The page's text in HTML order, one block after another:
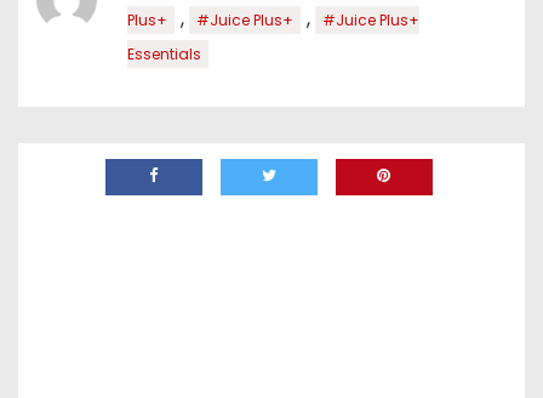
Plus+
, #Juice Plus+ ,
#Juice Plus+
Essentials